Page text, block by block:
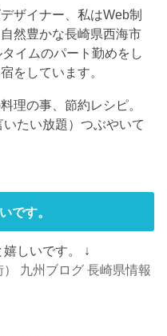
ザイナー、私はWeb制
然豊かな長崎県西海市
イムのパート勤めをし
をしています。
理の事、節約レシピ。
たい放題）つぶやいて
です。
しいです。 ↓